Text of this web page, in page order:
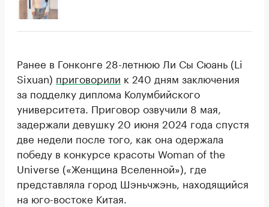
Ранее в Гонконге 28-летнюю Ли Сы Сюань (Li
Sixuan) приговорили к 240 дням заключения
за подделку диплома Колумбийского
университета. Приговор озвучили 8 мая,
задержали девушку 20 июня 2024 года спустя
две недели после того, как она одержала
победу в конкурсе красоты Woman of the
Universe («Женщина Вселенной»), где
представляла город Шэньчжэнь, находящийся
на юго-востоке Китая.